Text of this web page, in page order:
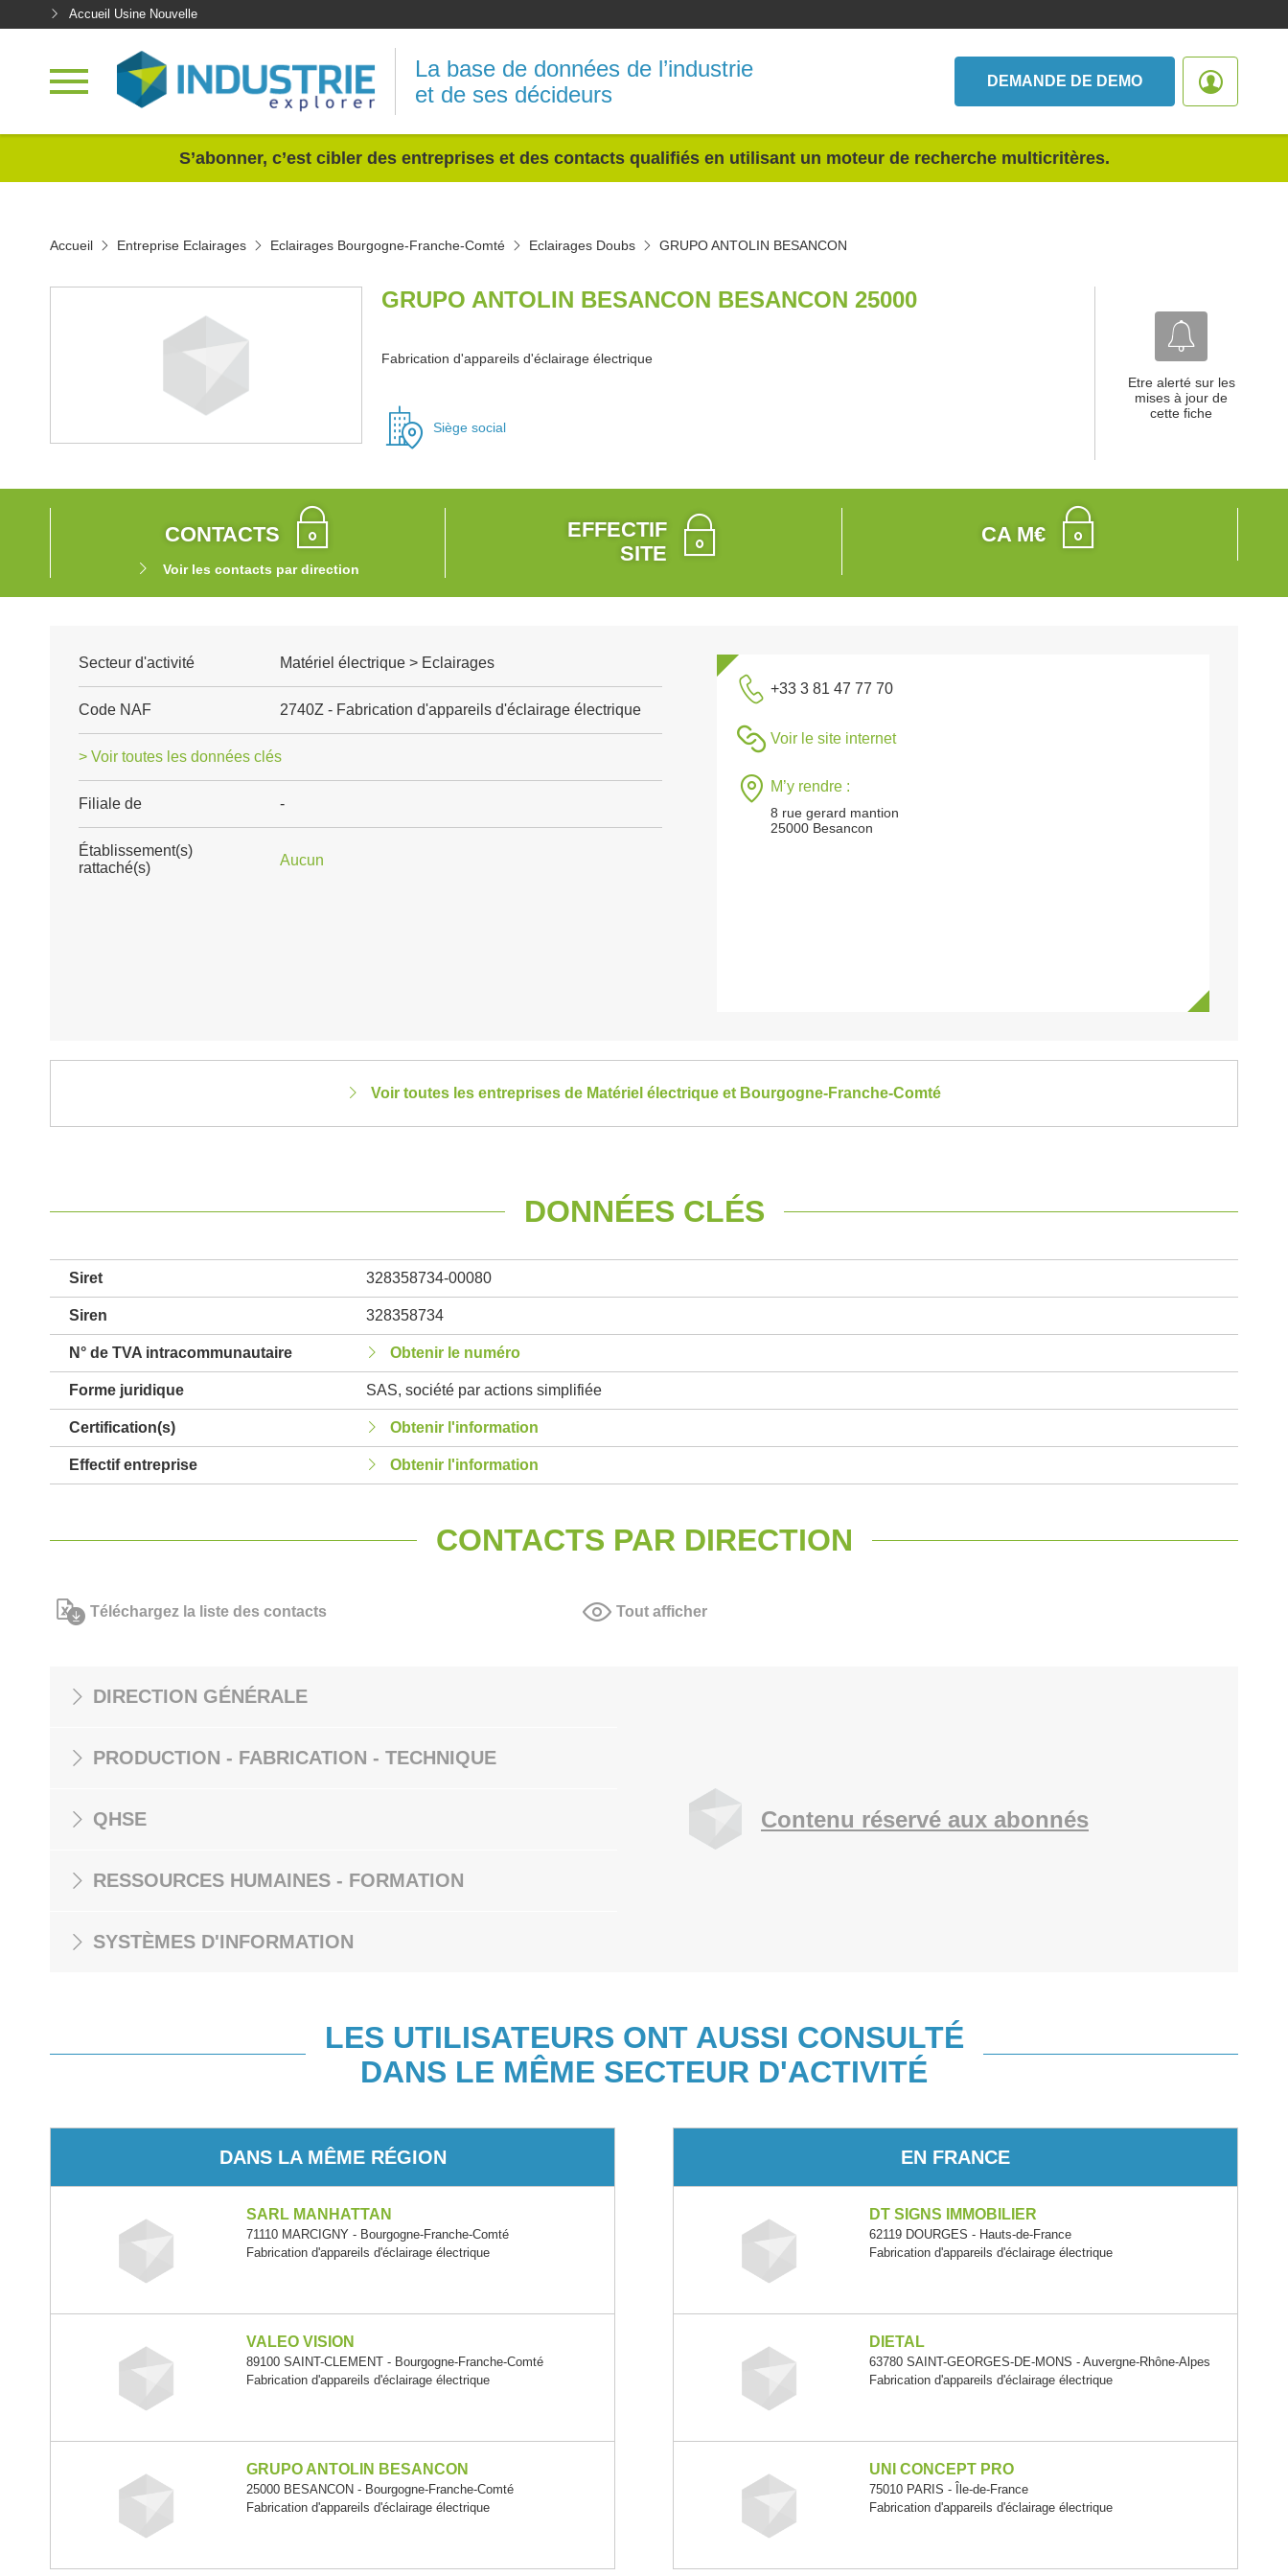
Accueil Usine Nouvelle
La base de données de l’industrie
et de ses décideurs
DEMANDE DE DEMO
S’abonner, c’est cibler des entreprises et des contacts qualifiés en utilisant un moteur de recherche multicritères.
Accueil Entreprise Eclairages Eclairages Bourgogne-Franche-Comté Eclairages Doubs GRUPO ANTOLIN BESANCON
GRUPO ANTOLIN BESANCON BESANCON 25000
Fabrication d'appareils d'éclairage électrique
Siège social
Etre alerté sur les
mises à jour de
cette fiche
CONTACTS
Voir les contacts par direction
EFFECTIF
SITE
CA M€
Secteur d'activité Matériel électrique > Eclairages
Code NAF 2740Z - Fabrication d'appareils d'éclairage électrique
> Voir toutes les données clés
Filiale de -
Établissement(s)
rattaché(s)
Aucun
+33 3 81 47 77 70
Voir le site internet
M’y rendre :
8 rue gerard mantion
25000 Besancon
Voir toutes les entreprises de Matériel électrique et Bourgogne-Franche-Comté
DONNÉES CLÉS
Siret 328358734-00080
Siren 328358734
N° de TVA intracommunautaire Obtenir le numéro
Forme juridique SAS, société par actions simplifiée
Certification(s) Obtenir l'information
Effectif entreprise Obtenir l'information
CONTACTS PAR DIRECTION
Téléchargez la liste des contacts Tout afficher
DIRECTION GÉNÉRALE
PRODUCTION - FABRICATION - TECHNIQUE
QHSE
RESSOURCES HUMAINES - FORMATION
SYSTÈMES D'INFORMATION
Contenu réservé aux abonnés
LES UTILISATEURS ONT AUSSI CONSULTÉ
DANS LE MÊME SECTEUR D'ACTIVITÉ
DANS LA MÊME RÉGION
SARL MANHATTAN
71110 MARCIGNY - Bourgogne-Franche-Comté
Fabrication d'appareils d'éclairage électrique
VALEO VISION
89100 SAINT-CLEMENT - Bourgogne-Franche-Comté
Fabrication d'appareils d'éclairage électrique
GRUPO ANTOLIN BESANCON
25000 BESANCON - Bourgogne-Franche-Comté
Fabrication d'appareils d'éclairage électrique
EN FRANCE
DT SIGNS IMMOBILIER
62119 DOURGES - Hauts-de-France
Fabrication d'appareils d'éclairage électrique
DIETAL
63780 SAINT-GEORGES-DE-MONS - Auvergne-Rhône-Alpes
Fabrication d'appareils d'éclairage électrique
UNI CONCEPT PRO
75010 PARIS - Île-de-France
Fabrication d'appareils d'éclairage électrique